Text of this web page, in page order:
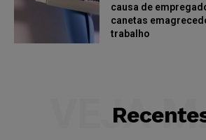
causa de
canetas
trabalho
VEJA